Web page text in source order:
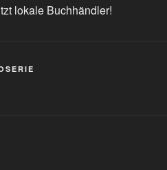
lokale Buchhändler!